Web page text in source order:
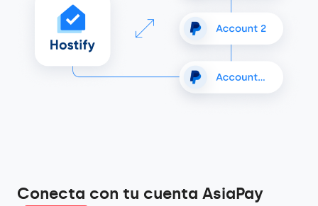
Conecta con tu cuenta AsiaPay